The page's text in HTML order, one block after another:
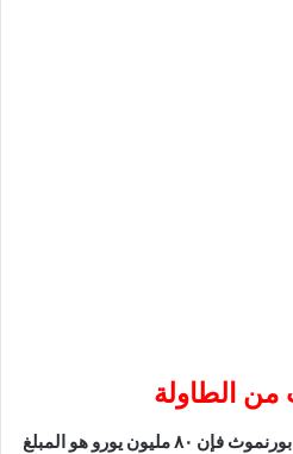
الطاولة
وبحسب مصادر مقربة من نادي بورنموث فإن ٨٠ مليون يورو هو المبلغ